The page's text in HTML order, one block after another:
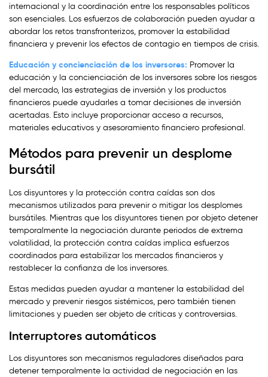
internacional y la coordinación entre los responsables políticos
son esenciales. Los esfuerzos de colaboración pueden ayudar a
abordar los retos transfronterizos, promover la estabilidad
financiera y prevenir los efectos de contagio en tiempos de crisis.
Educación y concienciación de los inversores: Promover la
educación y la concienciación de los inversores sobre los riesgos
del mercado, las estrategias de inversión y los productos
financieros puede ayudarles a tomar decisiones de inversión
acertadas. Esto incluye proporcionar acceso a recursos,
materiales educativos y asesoramiento financiero profesional.
Métodos para prevenir un desplome
bursátil
Los disyuntores y la protección contra caídas son dos
mecanismos utilizados para prevenir o mitigar los desplomes
bursátiles. Mientras que los disyuntores tienen por objeto detener
temporalmente la negociación durante periodos de extrema
volatilidad, la protección contra caídas implica esfuerzos
coordinados para estabilizar los mercados financieros y
restablecer la confianza de los inversores.
Estas medidas pueden ayudar a mantener la estabilidad del
mercado y prevenir riesgos sistémicos, pero también tienen
limitaciones y pueden ser objeto de críticas y controversias.
Interruptores automáticos
Los disyuntores son mecanismos reguladores diseñados para
detener temporalmente la actividad de negociación en las